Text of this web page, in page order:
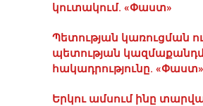
կուտակում. «Փաստ»
Պետության կառուցման
պետության
հակադրությունը. «Փաստ»
Երկու ամսում ինը